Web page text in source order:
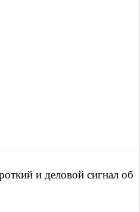
и деловой сигнал об